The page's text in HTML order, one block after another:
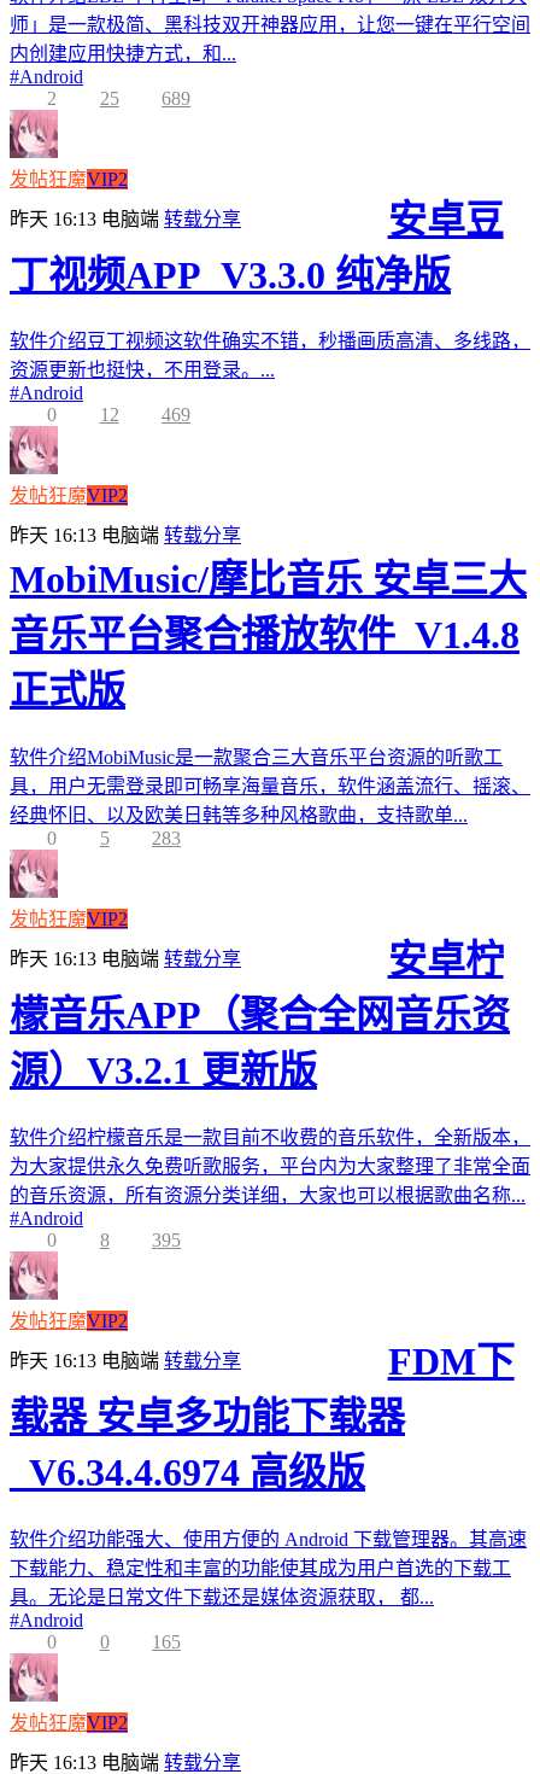
师」是一款极简、黑科技双开神器应用，让您一键在平行空间
内创建应用快捷方式，和...
#Android
2
25 689
发帖狂魔VIP2
昨天 16:13 电脑端 转载分享
安卓豆
丁视频APP_V3.3.0 纯净版
软件介绍豆丁视频这软件确实不错，秒播画质高清、多线路，
资源更新也挺快，不用登录。...
#Android
0
12 469
发帖狂魔VIP2
昨天 16:13 电脑端 转载分享
MobiMusic/摩比音乐 安卓三大
音乐平台聚合播放软件_V1.4.8
正式版
软件介绍MobiMusic是一款聚合三大音乐平台资源的听歌工
具，用户无需登录即可畅享海量音乐，软件涵盖流行、摇滚、
经典怀旧、以及欧美日韩等多种风格歌曲，支持歌单...
0
5 283
发帖狂魔VIP2
昨天 16:13 电脑端 转载分享
安卓柠
檬音乐APP（聚合全网音乐资
源）V3.2.1 更新版
软件介绍柠檬音乐是一款目前不收费的音乐软件，全新版本，
为大家提供永久免费听歌服务，平台内为大家整理了非常全面
的音乐资源，所有资源分类详细，大家也可以根据歌曲名称...
#Android
0
8 395
发帖狂魔VIP2
昨天 16:13 电脑端 转载分享
FDM下
载器 安卓多功能下载器
_V6.34.4.6974 高级版
软件介绍功能强大、使用方便的 Android 下载管理器。其高速
下载能力、稳定性和丰富的功能使其成为用户首选的下载工
具。无论是日常文件下载还是媒体资源获取， 都...
#Android
0
0 165
发帖狂魔VIP2
昨天 16:13 电脑端 转载分享